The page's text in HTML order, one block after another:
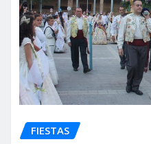
FIESTAS